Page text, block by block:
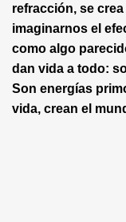
refracción, se
imaginarnos el
como algo
dan vida a todo:
Son energías
vida, crean el